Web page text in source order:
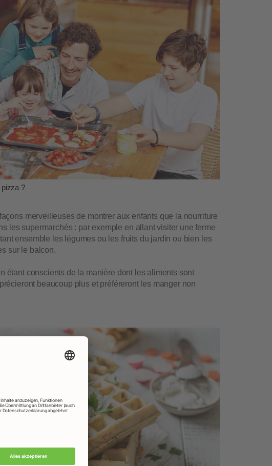
pizza ?
façons merveilleuses de montrer aux enfants que la nourriture
les supermarchés : par exemple en allant visiter une ferme
ensemble les légumes ou les fruits du jardin ou bien les
sur le balcon.
étant conscients de la manière dont les aliments sont
beaucoup plus et préféreront les manger non